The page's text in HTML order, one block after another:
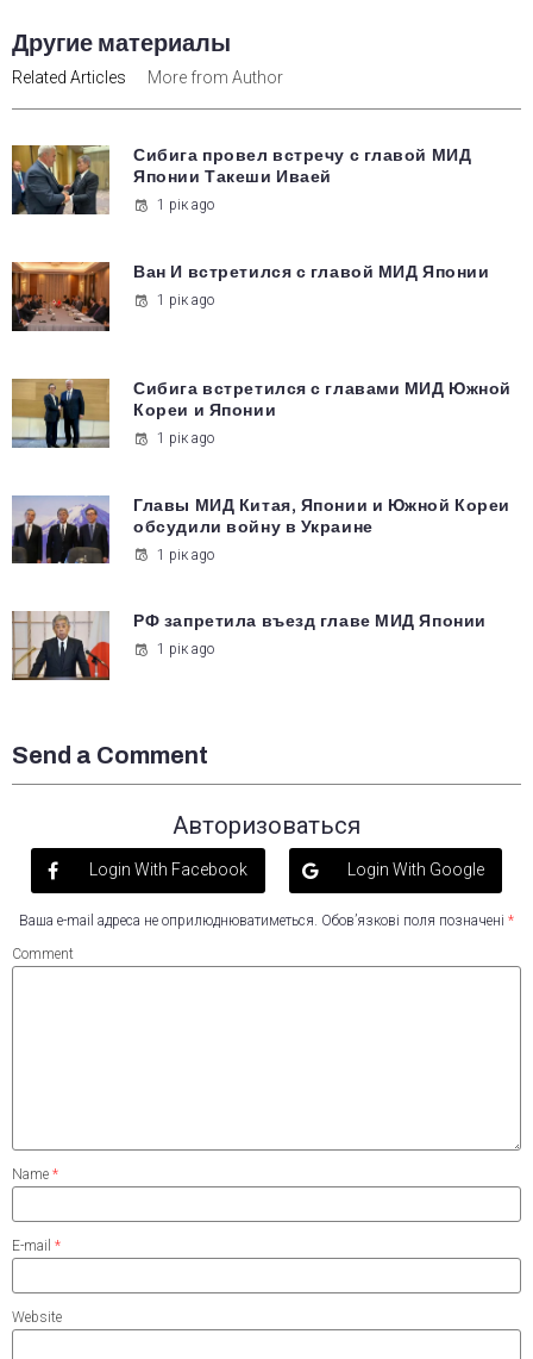
Другие материалы
Related Articles More from Author
Сибига провел встречу с главой МИД
Японии Такеши Иваей
1 рік ago
Ван И встретился с главой МИД Японии
1 рік ago
Сибига встретился с главами МИД Южной
Кореи и Японии
1 рік ago
Главы МИД Китая, Японии и Южной Кореи
обсудили войну в Украине
1 рік ago
РФ запретила въезд главе МИД Японии
1 рік ago
Send a Comment
Авторизоваться
Login With Facebook Login With Google
Ваша e-mail адреса не оприлюднюватиметься. Обов’язкові поля позначені *
Comment
Name *
E-mail *
Website